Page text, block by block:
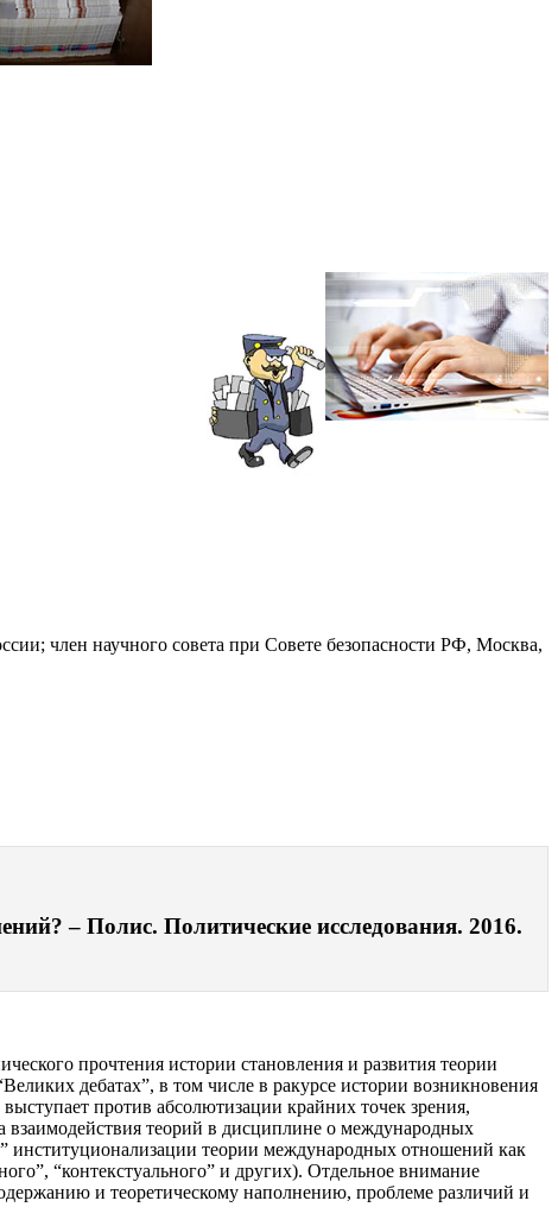
член научного совета при Совете безопасности РФ, Москва,
– Полис. Политические исследования. 2016.
прочтения истории становления и развития теории
дебатах”, в том числе в ракурсе истории возникновения
против абсолютизации крайних точек зрения,
взаимодействия теорий в дисциплине о международных
институционализации теории международных отношений как
“контекстуального” и других). Отдельное внимание
и теоретическому наполнению, проблеме различий и